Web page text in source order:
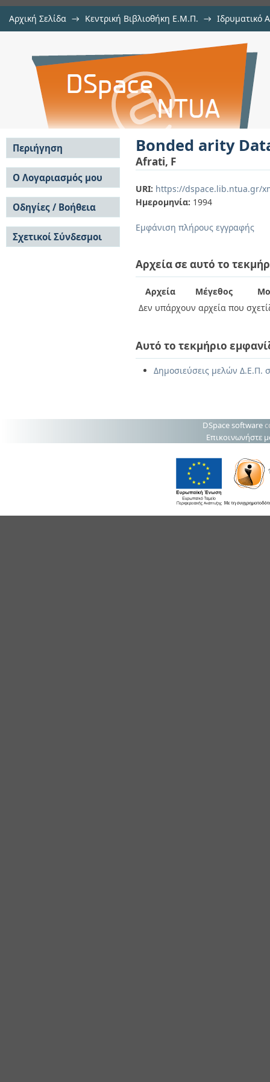
Αρχική Σελίδα → Κεντρική Βιβλιοθήκη Ε.Μ.Π. → Ιδρυματικό
Bonded arity Datalog (≠) queries
Bonded arity
Afrati, F
URI: https://dspace.lib.ntua.gr/
Ημερομηνία: 1994
Εμφάνιση πλήρους εγγραφής
Αρχεία σε αυτό το
Αρχεία Μέγεθος
Δεν υπάρχουν αρχεία που
Αυτό το τεκμήριο
Δημοσιεύσεις μελών Δ.Ε.Π.
Περιήγηση
Σε όλο το DSpace
Κοινότητες & Συλλογές
Ανά Ημερομηνία
Έκδοσης
Συγγραφείς
Τίτλοι
Θέματα
Ο Λογαριασμός μου
Σύνδεση
Εγγραφή
Οδηγίες / Βοήθεια
Οδηγίες Υποβολής
Οδηγίες Χρήσης ΙΑ
Συχνές Ερωτήσεις
Σχετικοί Σύνδεσμοι
DSpace software
Επικοινωνήστε